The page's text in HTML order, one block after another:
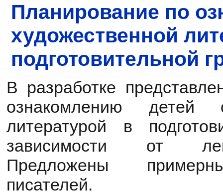
Планирование по
художественной
подготовительной
В разработке
ознакомлению детей
литературой в
зависимости от
Предложены
писателей.